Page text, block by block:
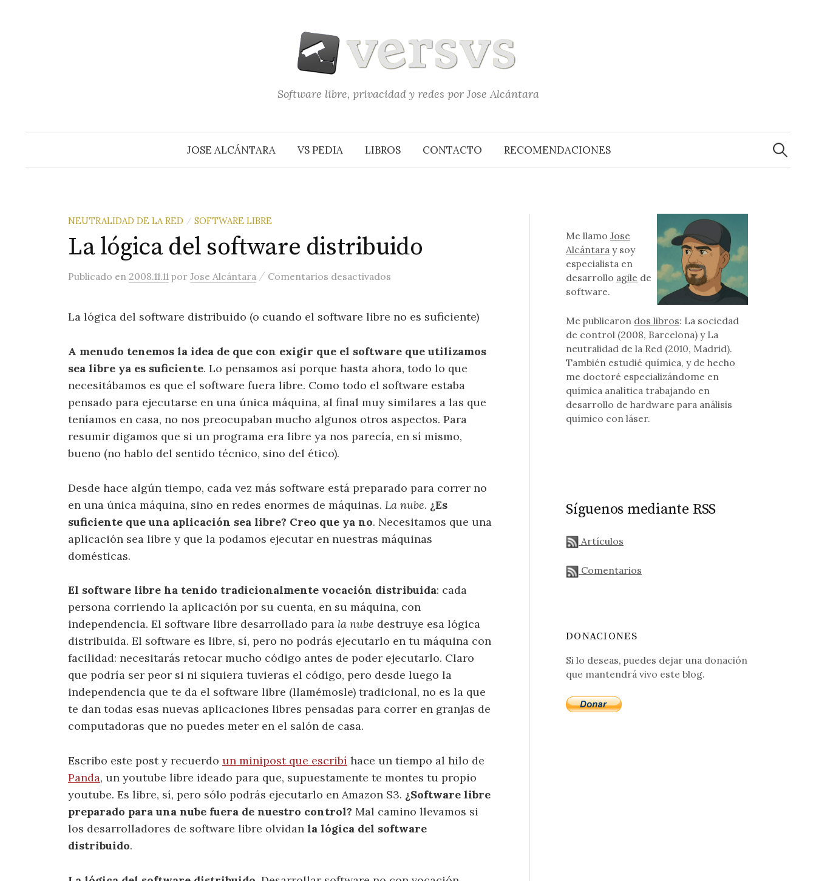
Software libre, privacidad y redes por Jose Alcántara
JOSE ALCÁNTARA VS PEDIA LIBROS CONTACTO RECOMENDACIONES
Buscar:
NEUTRALIDAD DE LA RED / SOFTWARE LIBRE
La lógica del software distribuido
Publicado en 2008.11.11 por Jose Alcántara / Comentarios desactivados
La lógica del software distribuido (o cuando el software libre no es suficiente)
A menudo tenemos la idea de que con exigir que el software que utilizamos
sea libre ya es suficiente. Lo pensamos así porque hasta ahora, todo lo que
necesitábamos es que el software fuera libre. Como todo el software estaba
pensado para ejecutarse en una única máquina, al final muy similares a las que
teníamos en casa, no nos preocupaban mucho algunos otros aspectos. Para
resumir digamos que si un programa era libre ya nos parecía, en sí mismo,
bueno (no hablo del sentido técnico, sino del ético).
Desde hace algún tiempo, cada vez más software está preparado para correr no
en una única máquina, sino en redes enormes de máquinas. La nube. ¿Es
suficiente que una aplicación sea libre? Creo que ya no. Necesitamos que una
aplicación sea libre y que la podamos ejecutar en nuestras máquinas
domésticas.
El software libre ha tenido tradicionalmente vocación distribuida: cada
persona corriendo la aplicación por su cuenta, en su máquina, con
independencia. El software libre desarrollado para la nube destruye esa lógica
distribuida. El software es libre, sí, pero no podrás ejecutarlo en tu máquina con
facilidad: necesitarás retocar mucho código antes de poder ejecutarlo. Claro
que podría ser peor si ni siquiera tuvieras el código, pero desde luego la
independencia que te da el software libre (llamémosle) tradicional, no es la que
te dan todas esas nuevas aplicaciones libres pensadas para correr en granjas de
computadoras que no puedes meter en el salón de casa.
Escribo este post y recuerdo un minipost que escribí hace un tiempo al hilo de
Panda, un youtube libre ideado para que, supuestamente te montes tu propio
youtube. Es libre, sí, pero sólo podrás ejecutarlo en Amazon S3. ¿Software libre
preparado para una nube fuera de nuestro control? Mal camino llevamos si
los desarrolladores de software libre olvidan la lógica del software
distribuido.
Me llamoJose
Alcántara y soy
especialista en
desarrollo agile de
software.
Me publicaron dos libros: La sociedad
de control (2008, Barcelona) y La
neutralidad de la Red (2010, Madrid).
También estudié química, y de hecho
me doctoré especializándome en
química analítica trabajando en
desarrollo de hardware para análisis
químico con láser.
Síguenos mediante RSS
Artículos
Comentarios
DONACIONES
Si lo deseas, puedes dejar una donación
que mantendrá vivo este blog.